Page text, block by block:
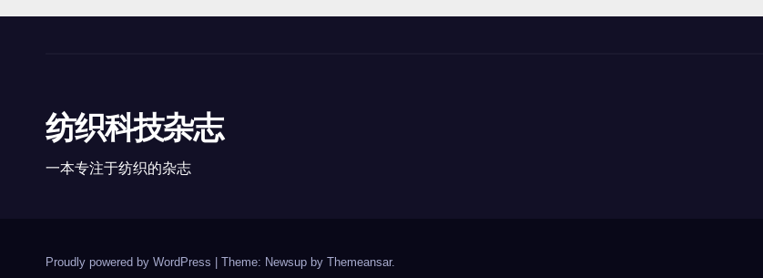
纺织科技杂志
一本专注于纺织的杂志
Proudly powered by WordPress Theme: Newsup by Themeansar.